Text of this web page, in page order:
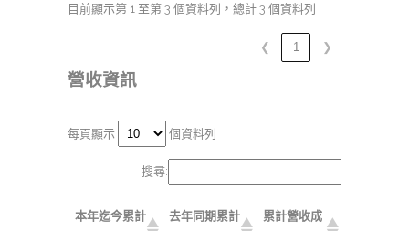
目前顯示第 1 至第 3 個資料列，總計 3 個資料列
❮ 1 ❯
營收資訊
每頁顯示 個資料列
搜尋:
本年迄今累計
去年同期累計
累計營收成